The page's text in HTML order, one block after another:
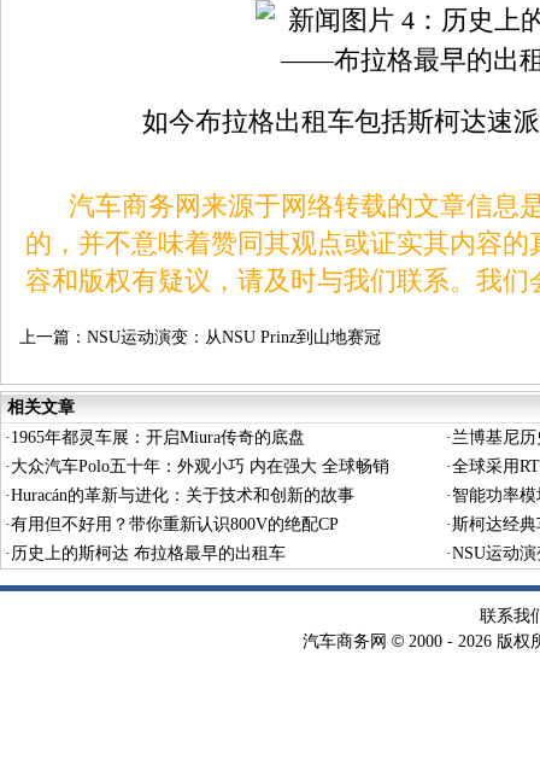
如今布拉格出租车包括斯柯达速
汽车商务网来源于网络转载的文章信息
的，并不意味着赞同其观点或证实其内容
容和版权有疑议，请及时与我们联系。我
上一篇： NSU运动演变：从NSU Prinz到山地赛冠
相关文章
· 1965年都灵车展：开启Miura传奇的底盘 · 兰博基尼
· 大众汽车Polo五十年：外观小巧 内在强大 全球畅销 ·全球采用
万辆
·Huracán的革新与进化：关于技术和创新的故事 ·智能功率
·有用但不好用？带你重新认识800V的绝配CP ·斯柯达经典
· 历史上的斯柯达 布拉格最早的出租车 ·NSU运动
联系我
汽车商务网 © 2000 - 2026 版权